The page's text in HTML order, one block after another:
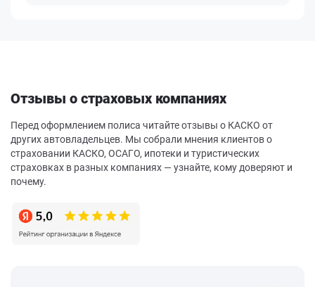
Отзывы о страховых компаниях
Перед оформлением полиса читайте отзывы о КАСКО от
других автовладельцев. Мы собрали мнения клиентов о
страховании КАСКО, ОСАГО, ипотеки и туристических
страховках в разных компаниях — узнайте, кому доверяют и
почему.